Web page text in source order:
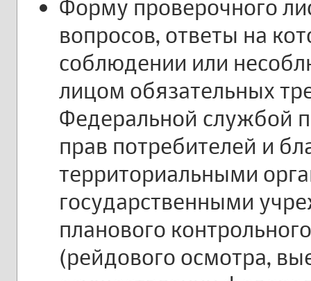
Форму проверочного
вопросов, ответы на
соблюдении или
лицом обязательных
Федеральной службой
прав потребителей и
территориальными
государственными
планового
(рейдового осмотра,